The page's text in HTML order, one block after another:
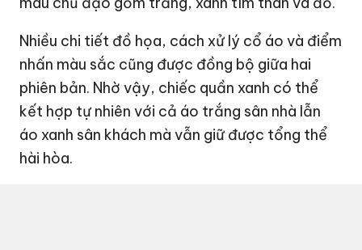
Nhiều chi tiết đồ họa, cách xử lý cổ áo và điểm
nhấn màu sắc cũng được đồng bộ giữa hai
phiên bản. Nhờ vậy, chiếc quần xanh có thể
kết hợp tự nhiên với cả áo trắng sân nhà lẫn
áo xanh sân khách mà vẫn giữ được tổng thể
hài hòa.